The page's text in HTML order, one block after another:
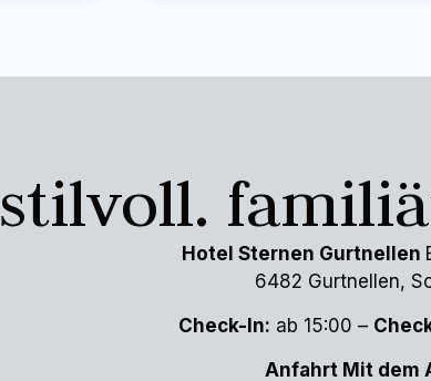
stilvoll.
Hotel Sternen Gurtnellen
6482 Gurtnellen,
Check-In: ab 15:00 –
Anfahrt Mit dem